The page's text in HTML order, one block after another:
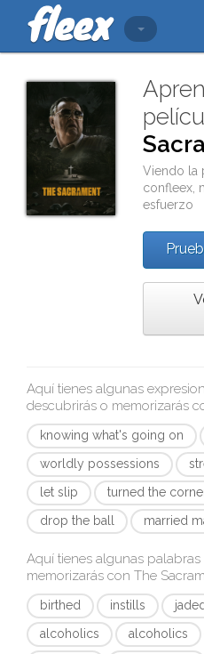
Viendo la
confleex
esfuerzo
Aquí tienes algunas
descubrirás o memorizarás
knowing what's going on
worldly possessions
let slip
turned the
drop the ball
married
Aquí tienes algunas
memorizarás con The
birthed instills jaded
alcoholics
alcoholics